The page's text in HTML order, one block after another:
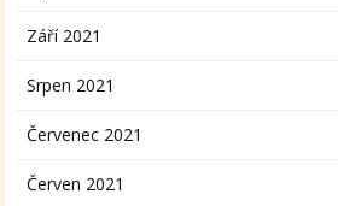
Září 2021
Srpen 2021
Červenec 2021
Červen 2021